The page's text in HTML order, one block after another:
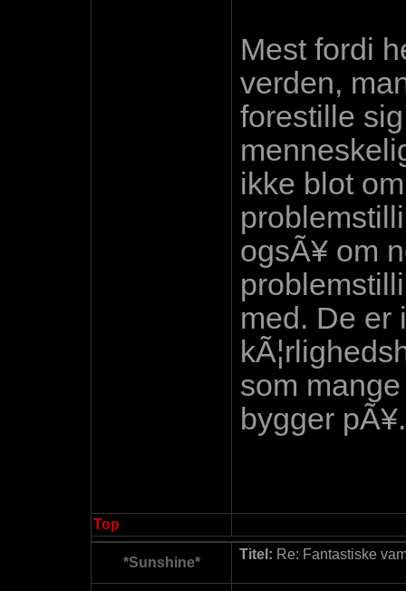
Mest fordi
verden,
forestille
ikke blot
ogsÃ¥ om
med. De er
som
bygger pÃ¥.
Top
*Sunshine*
Titel: Re: Fantastiske